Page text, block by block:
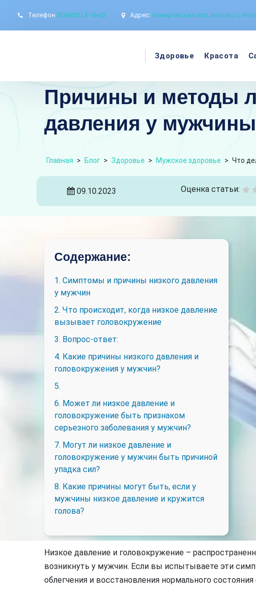
Телефон 8(38452) 3-16-02 Адрес: Кемеровская обл, Белово г,
Здоровье Красота
Причины и методы
давления у мужчины
Главная > Блог > Здоровье > Мужское здоровье > Что
09.10.2023 Оценка статьи:
Содержание:
1. Симптомы и причины низкого давления
у мужчин
2. Что происходит, когда низкое давление
вызывает головокружение
3. Вопрос-ответ:
4. Какие причины низкого давления и
головокружения у мужчин?
5.
6. Может ли низкое давление и
головокружение быть признаком
серьезного заболевания у мужчин?
7. Могут ли низкое давление и
головокружение у мужчин быть причиной
упадка сил?
8. Какие причины могут быть, если у
мужчины низкое давление и кружится
голова?
Низкое давление и головокружение –
возникнуть у мужчин. Если вы испытываете эти
облегчения и восстановления нормального состояния